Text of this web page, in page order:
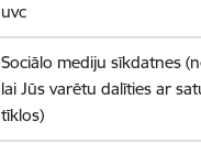
uvc
Sociālo mediju sīkdatnes
lai Jūs varētu dalīties ar
tīklos)